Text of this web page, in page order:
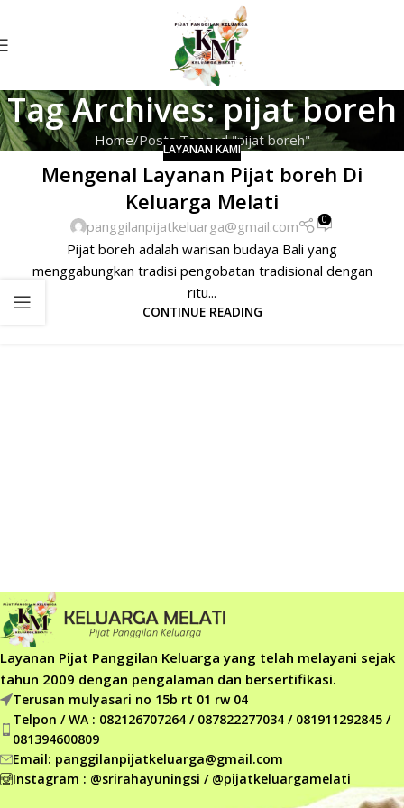
Tag Archives: pijat boreh
Home Posts Tagged "pijat boreh"
LAYANAN KAMI
Mengenal Layanan Pijat boreh Di
Keluarga Melati
panggilanpijatkeluarga@gmail.com 0
Pijat boreh adalah warisan budaya Bali yang
menggabungkan tradisi pengobatan tradisional dengan
ritu...
CONTINUE READING
Layanan Pijat Panggilan Keluarga yang telah melayani sejak
tahun 2009 dengan pengalaman dan bersertifikasi.
Terusan mulyasari no 15b rt 01 rw 04
Telpon / WA : 082126707264 / 087822277034 / 081911292845 /
081394600809
Email: panggilanpijatkeluarga@gmail.com
Instagram : @srirahayuningsi / @pijatkeluargamelati